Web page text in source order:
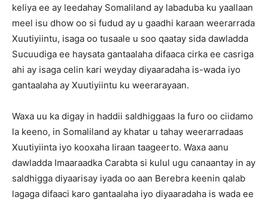
keliya ee ay leedahay Somaliland ay labaduba ku yaallaan
meel isu dhow oo si fudud ay u gaadhi karaan weerarrada
Xuutiyiintu, isaga oo tusaale u soo qaatay sida dawladda
Sucuudiga ee haysata gantaalaha difaaca cirka ee casriga
ahi ay isaga celin kari weyday diyaaradaha is-wada iyo
gantaalaha ay Xuutiyiintu ku weerarayaan.
Waxa uu ka digay in haddii saldhiggaas la furo oo ciidamo
la keeno, in Somaliland ay khatar u tahay weerarradaas
Xuutiyiinta iyo kooxaha Iiraan taageerto. Waxa aanu
dawladda Imaaraadka Carabta si kulul ugu canaantay in ay
saldhigga diyaarisay iyada oo aan Berebra keenin qalab
lagaga difaaci karo gantaalaha iyo diyaaradaha is wada ee